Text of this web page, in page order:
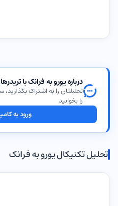
درباره یورو به فرانک با
تحلیلتان را به اشتراک
را بخوانید
ورود به
تحلیل تکنیکال یورو به فرانک